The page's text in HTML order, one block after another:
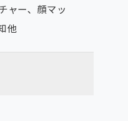
ャー、顔マッ
他